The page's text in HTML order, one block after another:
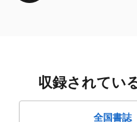
収録されてい
全国書誌